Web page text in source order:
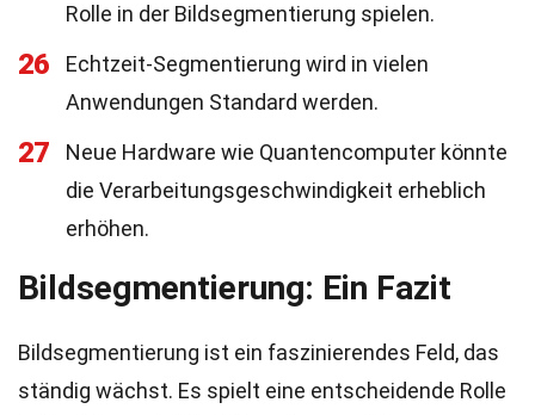
Rolle in der Bildsegmentierung spielen.
26
Echtzeit-Segmentierung wird in vielen
Anwendungen Standard werden.
27
Neue Hardware wie Quantencomputer könnte
die Verarbeitungsgeschwindigkeit erheblich
erhöhen.
Bildsegmentierung: Ein Fazit
Bildsegmentierung ist ein faszinierendes Feld, das
ständig wächst. Es spielt eine entscheidende Rolle